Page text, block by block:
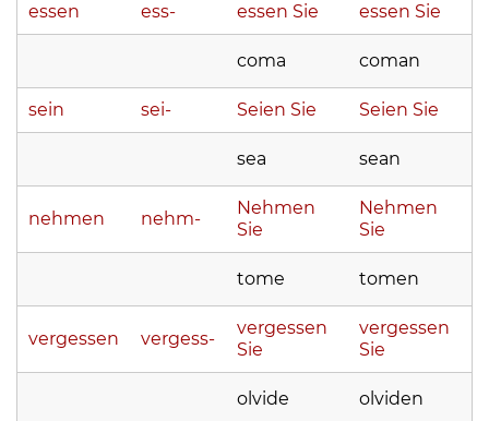
essen ess- essen Sie essen Sie
coma coman
sein sei- Seien Sie Seien Sie
sea sean
nehmen nehm-
Nehmen
Sie
Nehmen
Sie
tome tomen
vergessen vergess-
vergessen
Sie
vergessen
Sie
olvide olviden